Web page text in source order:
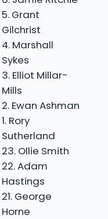
5. Grant
Gilchrist
4. Marshall
Sykes
3. Elliot Millar-
Mills
2. Ewan Ashman
1. Rory
Sutherland
23. Ollie Smith
22. Adam
Hastings
21. George
Horne